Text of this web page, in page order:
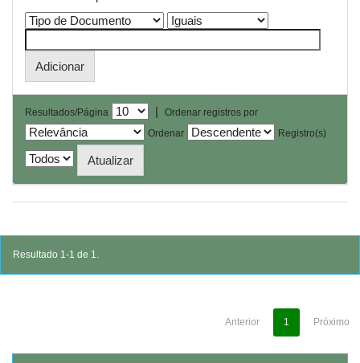
Resultados/Página |
Ordenar registros por
Ordenar
Registro(s)
Resultado 1-1 de 1.
Anterior 1 Próximo